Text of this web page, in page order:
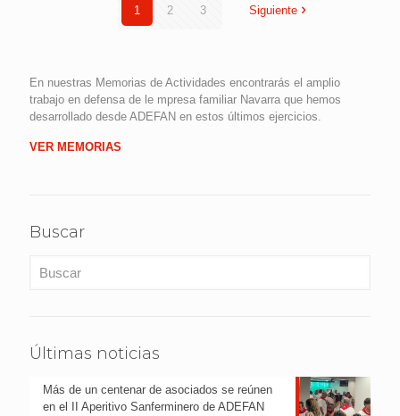
1 2 3 Siguiente
En nuestras Memorias de Actividades encontrarás el amplio
trabajo en defensa de le mpresa familiar Navarra que hemos
desarrollado desde ADEFAN en estos últimos ejercicios.
VER MEMORIAS
Buscar
Últimas noticias
Más de un centenar de asociados se reúnen
en el II Aperitivo Sanferminero de ADEFAN